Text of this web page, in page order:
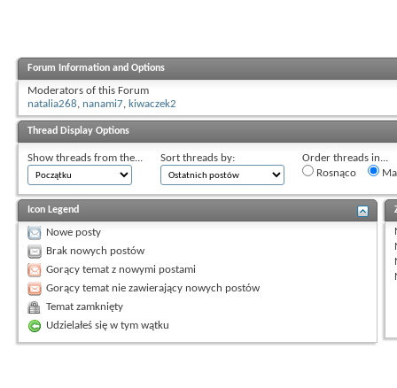
Forum Information and Options
Moderators of this Forum
natalia268, nanami7, kiwaczek2
Thread Display Options
Show threads from the... Sort threads by:
Order threads in...
Rosnąco
Icon Legend
Nowe posty
Brak nowych postów
Gorący temat z nowymi postami
Gorący temat nie zawierający nowych postów
Temat zamknięty
Udzielałeś się w tym wątku